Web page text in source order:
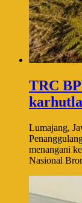
TRC
Lumajang,
menangani
Nasional